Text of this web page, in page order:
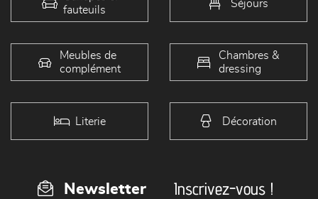
fauteuils
Séjours
Meubles de
complément
Chambres &
dressing
Literie Décoration
Newsletter Inscrivez-vous !